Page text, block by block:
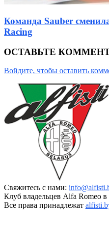
Команда Sauber
Racing
ОСТАВЬТЕ
Войдите, чтобы оставить
Свяжитесь с нами:
Клуб владельцев Alfa Romeo в
Все права принадлежат